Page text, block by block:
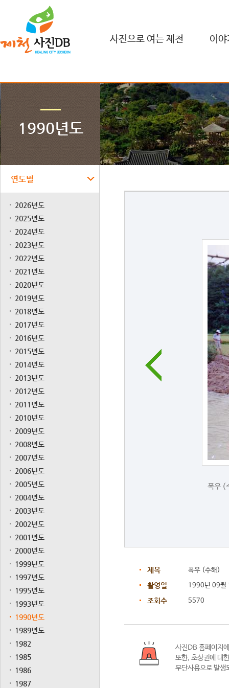
사진으로 여는 제천 이
1990년도
연도별
2026년도
2025년도
2024년도
2023년도
2022년도
2021년도
2020년도
2019년도
2018년도
2017년도
2016년도
2015년도
2014년도
2013년도
2012년도
2011년도
2010년도
2009년도
2008년도
2007년도
2006년도
2005년도
2004년도
2003년도
2002년도
2001년도
2000년도
1999년도
1997년도
1995년도
1993년도
1990년도
1989년도
1982
1985
1986
1987
폭우 (
제목 폭우 (수해)
촬영일 1990년 09월
조회수 5570
사진DB 홈페이지
또한, 초상권에 대
무단사용으로 발생